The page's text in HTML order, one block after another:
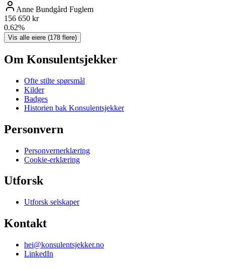
Anne Bundgård Fuglem
156 650 kr
0.62%
Vis alle eiere (178 flere)
Om Konsulentsjekker
Ofte stilte spørsmål
Kilder
Badges
Historien bak Konsulentsjekker
Personvern
Personvernerklæring
Cookie-erklæring
Utforsk
Utforsk selskaper
Kontakt
hei@konsulentsjekker.no
LinkedIn